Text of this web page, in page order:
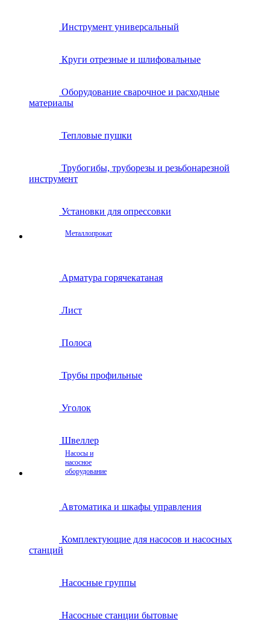
Инструмент универсальный
Круги отрезные и шлифовальные
Оборудование сварочное и расходные
материалы
Тепловые пушки
Трубогибы, труборезы и резьбонарезной
инструмент
Установки для опрессовки
Металлопрокат
Арматура горячекатаная
Лист
Полоса
Трубы профильные
Уголок
Швеллер
Насосы и
насосное
оборудование
Автоматика и шкафы управления
Комплектующие для насосов и насосных
станций
Насосные группы
Насосные станции бытовые